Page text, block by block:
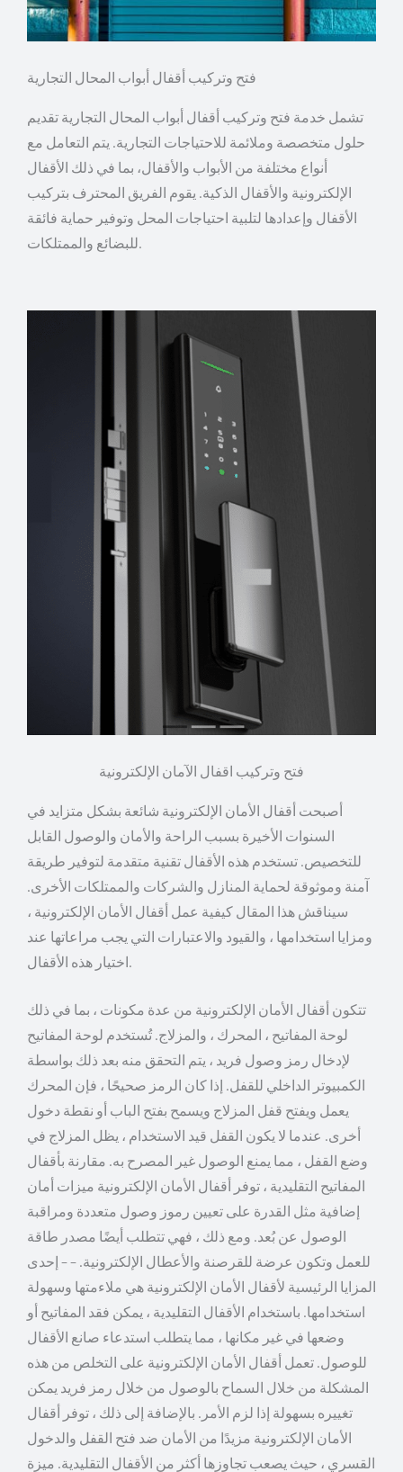
فتح وتركيب أقفال أبواب المحال التجارية
تشمل خدمة فتح وتركيب أقفال أبواب المحال التجارية تقديم
حلول متخصصة وملائمة للاحتياجات التجارية. يتم التعامل مع
أنواع مختلفة من الأبواب والأقفال، بما في ذلك الأقفال
الإلكترونية والأقفال الذكية. يقوم الفريق المحترف بتركيب
الأقفال وإعدادها لتلبية احتياجات المحل وتوفير حماية فائقة
للبضائع والممتلكات.
فتح وتركيب اقفال الآمان الإلكترونية
أصبحت أقفال الأمان الإلكترونية شائعة بشكل متزايد في
السنوات الأخيرة بسبب الراحة والأمان والوصول القابل
للتخصيص. تستخدم هذه الأقفال تقنية متقدمة لتوفير طريقة
آمنة وموثوقة لحماية المنازل والشركات والممتلكات الأخرى.
سيناقش هذا المقال كيفية عمل أقفال الأمان الإلكترونية ،
ومزايا استخدامها ، والقيود والاعتبارات التي يجب مراعاتها عند
اختيار هذه الأقفال.
تتكون أقفال الأمان الإلكترونية من عدة مكونات ، بما في ذلك
لوحة المفاتيح ، المحرك ، والمزلاج. تُستخدم لوحة المفاتيح
لإدخال رمز وصول فريد ، يتم التحقق منه بعد ذلك بواسطة
الكمبيوتر الداخلي للقفل. إذا كان الرمز صحيحًا ، فإن المحرك
يعمل ويفتح قفل المزلاج ويسمح بفتح الباب أو نقطة دخول
أخرى. عندما لا يكون القفل قيد الاستخدام ، يظل المزلاج في
وضع القفل ، مما يمنع الوصول غير المصرح به. مقارنة بأقفال
المفاتيح التقليدية ، توفر أقفال الأمان الإلكترونية ميزات أمان
إضافية مثل القدرة على تعيين رموز وصول متعددة ومراقبة
الوصول عن بُعد. ومع ذلك ، فهي تتطلب أيضًا مصدر طاقة
للعمل وتكون عرضة للقرصنة والأعطال الإلكترونية. – – إحدى
المزايا الرئيسية لأقفال الأمان الإلكترونية هي ملاءمتها وسهولة
استخدامها. باستخدام الأقفال التقليدية ، يمكن فقد المفاتيح أو
وضعها في غير مكانها ، مما يتطلب استدعاء صانع الأقفال
للوصول. تعمل أقفال الأمان الإلكترونية على التخلص من هذه
المشكلة من خلال السماح بالوصول من خلال رمز فريد يمكن
تغييره بسهولة إذا لزم الأمر. بالإضافة إلى ذلك ، توفر أقفال
الأمان الإلكترونية مزيدًا من الأمان ضد فتح القفل والدخول
القسري ، حيث يصعب تجاوزها أكثر من الأقفال التقليدية. ميزة